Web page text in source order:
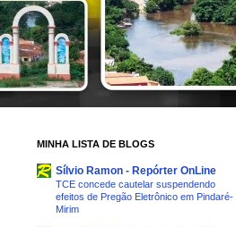
MINHA LISTA DE BLOGS
Sílvio Ramon - Repórter OnLine
TCE concede cautelar suspendendo
efeitos de Pregão Eletrônico em Pindaré-
Mirim